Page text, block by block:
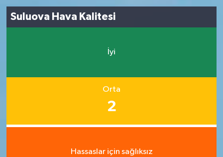
Suluova Hava Kalitesi
İyi
Orta
2
Hassaslar için sağlıksız